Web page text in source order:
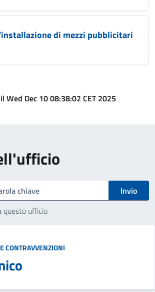
di mezzi pubblicitari
Wed Dec 10 08:38:02 CET 2025
Invio
questo ufficio
CONTRAVVENZIONI